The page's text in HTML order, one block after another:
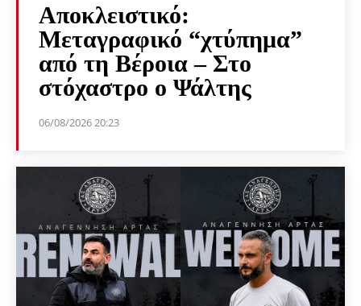
Αποκλειστικό:
Μεταγραφικό “χτύπημα”
από τη Βέροια – Στο
στόχαστρο ο Ψάλτης
06/08/2026 20:23